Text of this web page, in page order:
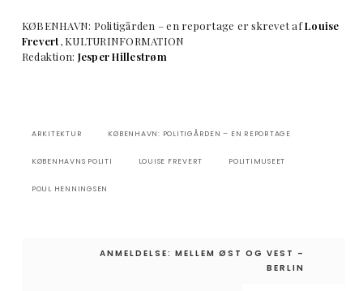
KØBENHAVN: Politigården – en reportage er skrevet afLouise
Frevert, KULTURINFORMATION
Redaktion: Jesper Hillestrøm
ARKITEKTUR KØBENHAVN: POLITIGÅRDEN – EN REPORTAGE
KØBENHAVNS POLITI LOUISE FREVERT POLITIMUSEET
POUL HENNINGSEN
IndlægsnavigationANMELDELSE: MELLEM ØST OG VEST –
BERLIN